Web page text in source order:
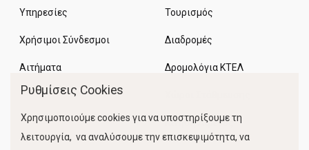
Υπηρεσίες
Χρήσιμοι Σύνδεσμοι
Αιτήματα
Τουρισμός
Διαδρομές
Δρομολόγια ΚΤΕΛ
Κίνηση Λιμένος
Ρυθμίσεις Cookies
Χρησιμοποιούμε cookies για να υποστηρίξουμε τη
λειτουργία, να αναλύσουμε την επισκεψιμότητα, να